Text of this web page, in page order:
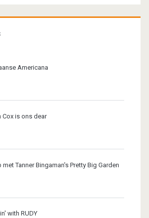
Americana
Cox is ons dear
met Tanner Bingaman's Pretty Big Garden
with RUDY